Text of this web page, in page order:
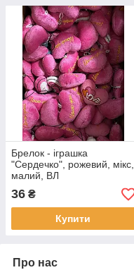
Брелок - іграшка
"Сердечко", рожевий, мікс,
малий, ВЛ
36 ₴
Купити
Про нас